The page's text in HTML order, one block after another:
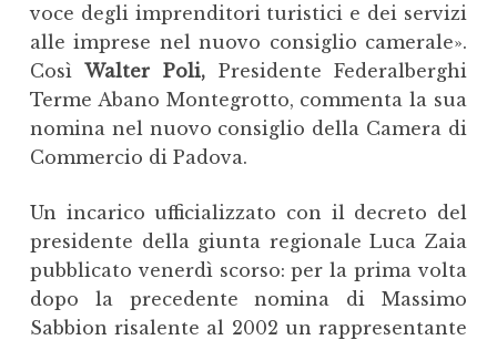
voce degli imprenditori turistici e dei servizi
alle imprese nel nuovo consiglio camerale».
CosìWalter Poli, Presidente Federalberghi
Terme Abano Montegrotto, commenta la sua
nomina nel nuovo consiglio della Camera di
Commercio di Padova.
Un incarico ufficializzato con il decreto del
presidente della giunta regionale Luca Zaia
pubblicato venerdì scorso: per la prima volta
dopo la precedente nomina di Massimo
Sabbion risalente al 2002 un rappresentante